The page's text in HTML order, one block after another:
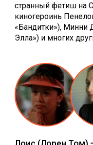
странный фетиш на
киногероинь
«Бандитки»), Минни
Элла») и многих